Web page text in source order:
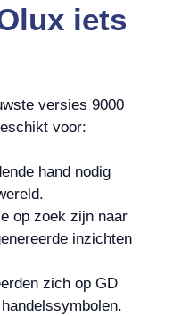
iets
versies 9000
voor:
hand nodig
op zoek zijn naar
inzichten
zich op GD